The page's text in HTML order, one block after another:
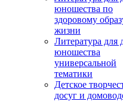
юношества по
здоровому
жизни
Литература для
юношества
универсальной
тематики
Детское
досуг и